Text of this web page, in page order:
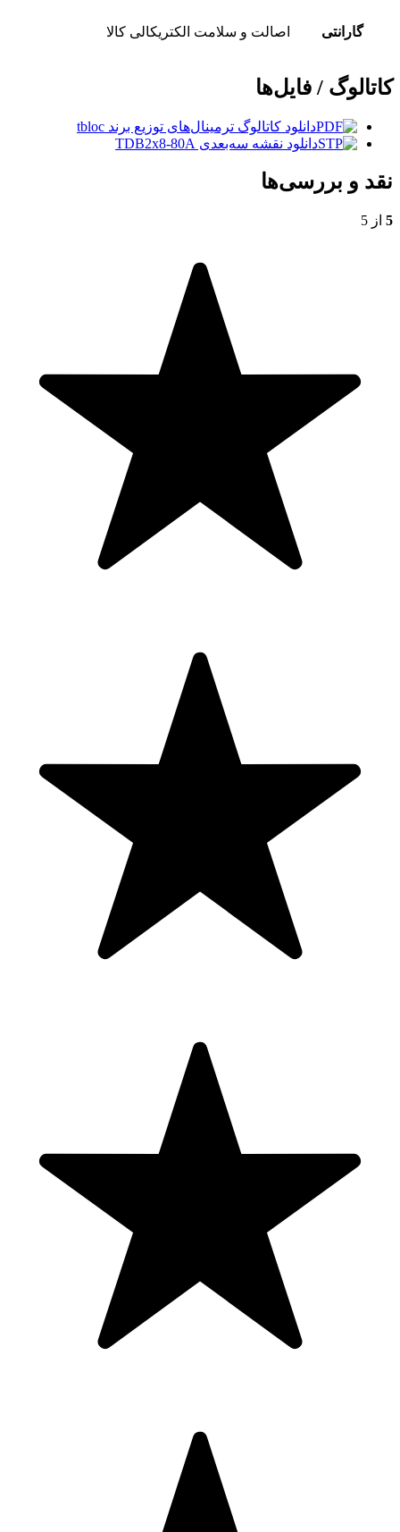
گارانتی اصالت و سلامت الکتریکالی کالا
کاتالوگ / فایل‌ها
دانلود کاتالوگ ترمینال‌های توزیع برند tbloc
دانلود نقشه سه‌بعدی TDB2x8-80A
نقد و بررسی‌ها
5 از 5